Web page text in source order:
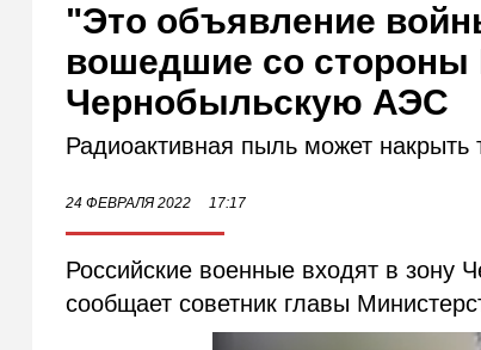
"Это объявление
вошедшие со стороны
Чернобыльскую АЭС
Радиоактивная пыль может
24 ФЕВРАЛЯ 2022 17:17
Российские военные входят в зону
сообщает советник главы